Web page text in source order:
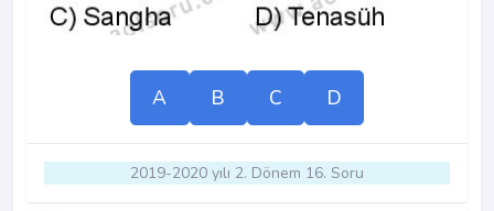
A B C D
2019-2020 yılı 2. Dönem 16. Soru